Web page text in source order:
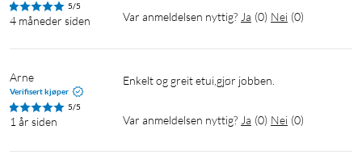
5/5
4 måneder siden Var anmeldelsen nyttig? Ja (0) Nei (0)
Arne
Verifisert kjøper
5/5
1 år siden
Enkelt og greit etui,gjør jobben.
Var anmeldelsen nyttig? Ja (0) Nei (0)